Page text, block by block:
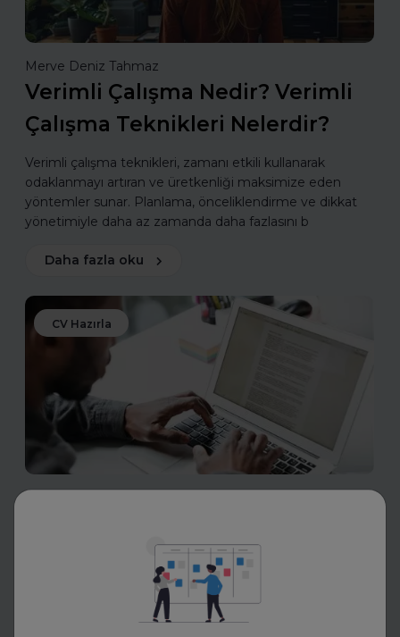
Merve Deniz Tahmaz
Verimli Çalışma Nedir? Verimli
Çalışma Teknikleri Nelerdir?
Verimli çalışma teknikleri, zamanı etkili kullanarak
odaklanmayı artıran ve üretkenliği maksimize eden
yöntemler sunar. Planlama, önceliklendirme ve dikkat
yönetimiyle daha az zamanda daha fazlasını b
Daha fazla oku
CV Hazırla
Yazım Araçları Ne İşe Yarıyor?
LinkedIn, CV ve ön yazı için AI yazım araçları nasıl çalışır?
Bu araçlarla etkili özgeçmişler ve güçlü profiller